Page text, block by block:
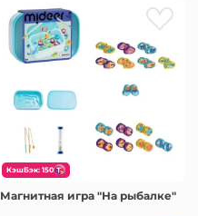
КэшБэк: 150
Магнитная игра "На рыбалке"